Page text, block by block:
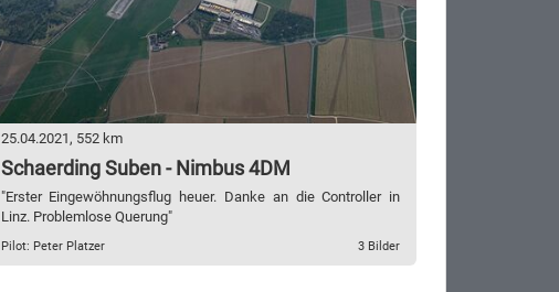
25.04.2021, 552 km
Schaerding Suben - Nimbus 4DM
"Erster Eingewöhnungsflug heuer. Danke an die Controller in
Linz. Problemlose Querung"
Pilot: Peter Platzer 3 Bilder